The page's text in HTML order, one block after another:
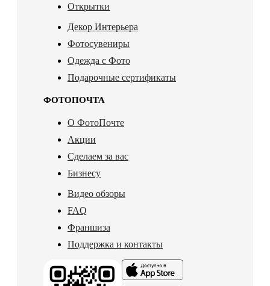
Открытки
Декор Интерьера
Фотосувениры
Одежда с Фото
Подарочные сертификаты
ФОТОПОЧТА
О ФотоПочте
Акции
Сделаем за вас
Бизнесу
Видео обзоры
FAQ
Франшиза
Поддержка и контакты